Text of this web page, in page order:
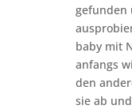
gefunden
baby mit
anfangs
den
sie ab